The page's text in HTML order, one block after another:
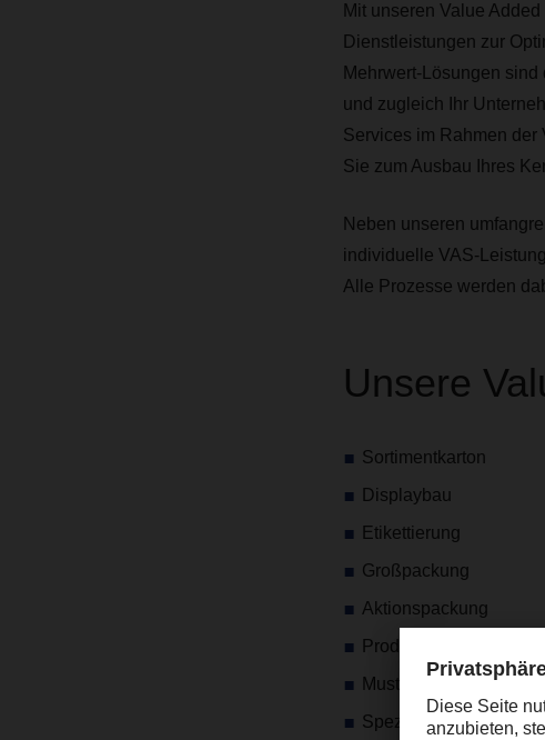
Mit unseren Value
Dienstleistungen zur
Mehrwert-Lösungen
und zugleich Ihr
Services im Rahmen der
Sie zum Ausbau Ihres
Neben unseren
individuelle VAS-
Alle Prozesse werden
Unsere
Sortimentkarton
Displaybau
Etikettierung
Großpackung
Aktionspackung
Produktmontage
Musterziehung
Spezialverpackung